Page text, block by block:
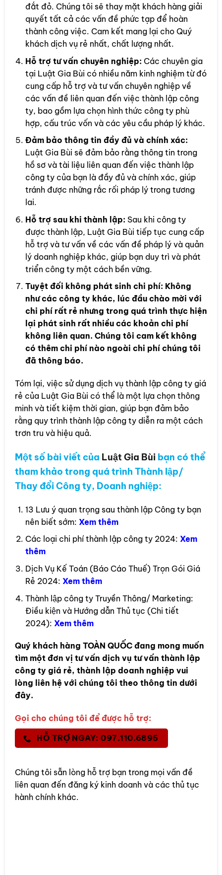
đắt đỏ. Chúng tôi sẽ thay mặt khách hàng giải
quyết tất cả các vấn đề phức tạp để hoàn
thành công việc. Cam kết mang lại cho Quý
khách dịch vụ rẻ nhất, chất lượng nhất.
Hỗ trợ tư vấn chuyên nghiệp: Các chuyên gia
tại Luật Gia Bùi có nhiều năm kinh nghiệm từ đó
cung cấp hỗ trợ và tư vấn chuyên nghiệp về
các vấn đề liên quan đến việc thành lập công
ty, bao gồm lựa chọn hình thức công ty phù
hợp, cấu trúc vốn và các yêu cầu pháp lý khác.
Đảm bảo thông tin đầy đủ và chính xác:
Luật Gia Bùi sẽ đảm bảo rằng thông tin trong
hồ sơ và tài liệu liên quan đến việc thành lập
công ty của bạn là đầy đủ và chính xác, giúp
tránh được những rắc rối pháp lý trong tương
lai.
Hỗ trợ sau khi thành lập: Sau khi công ty
được thành lập, Luật Gia Bùi tiếp tục cung cấp
hỗ trợ và tư vấn về các vấn đề pháp lý và quản
lý doanh nghiệp khác, giúp bạn duy trì và phát
triển công ty một cách bền vững.
Tuyệt đối không phát sinh chi phí: Không
như các công ty khác, lúc đầu chào mời với
chi phí rất rẻ nhưng trong quá trình thực hiện
lại phát sinh rất nhiều các khoản chi phí
không liên quan. Chúng tôi cam kết không
có thêm chi phí nào ngoài chi phí chúng tôi
đã thông báo.
Tóm lại, việc sử dụng dịch vụ thành lập công ty giá
rẻ của Luật Gia Bùi có thể là một lựa chọn thông
minh và tiết kiệm thời gian, giúp bạn đảm bảo
rằng quy trình thành lập công ty diễn ra một cách
trơn tru và hiệu quả.
Một số bài viết của Luật Gia Bùibạn có thể
tham khảo trong quá trình Thành lập/
Thay đổi Công ty, Doanh nghiệp:
13 Lưu ý quan trọng sau thành lập Công ty bạn
nên biết sớm: Xem thêm
Các loại chi phí thành lập công ty 2024: Xem
thêm
Dịch Vụ Kế Toán (Báo Cáo Thuế) Trọn Gói Giá
Rẻ 2024: Xem thêm
Thành lập công ty Truyền Thông/ Marketing:
Điều kiện và Hướng dẫn Thủ tục (Chi tiết
2024): Xem thêm
Quý khách hàng TOÀN QUỐCđang mong muốn
tìm một đơn vị tư vấn dịch vụ tư vấn thành lập
công ty giá rẻ, thành lập doanh nghiệp vui
lòng liên hệ với chúng tôi theo thông tin dưới
đây.
Gọi cho chúng tôi để được hỗ trợ:
HỖ TRỢ NGAY: 097.110.6895
Chúng tôi sẵn lòng hỗ trợ bạn trong mọi vấn đề
liên quan đến đăng ký kinh doanh và các thủ tục
hành chính khác.